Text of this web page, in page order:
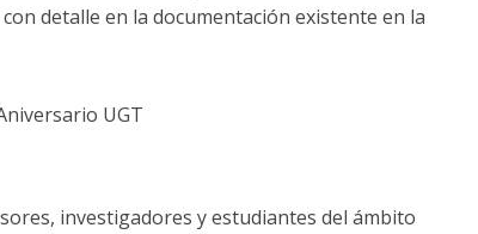
detalle en la documentación existente en la
investigadores y estudiantes del ámbito